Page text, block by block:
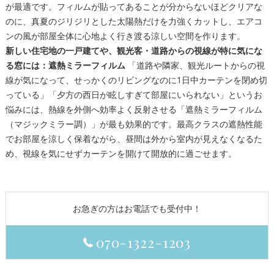
が最適です。フィルムが貼ってあることが分からないほどクリアな
のに、真夏のジリジリとした太陽熱だけを力強くカットし、エアコ
ンの風が部屋全体に心地よく行き渡る涼しい空間を作ります。
新しい住宅地の一戸建てや、観光客・道路からの視線が特に気にな
る窓には：遮熱ミラーフィルム「道路や隣家、観光ルートからの視
線が気になって、せっかくのリビングなのに1日中カーテンを閉め切
っている」「夕方の西日が眩しすぎて部屋にいられない」というお
悩みには、熱線を外側へ効率よく反射させる「遮熱ミラーフィルム
（マジックミラー調）」が最も効果的です。最高クラスの遮熱性能
でお部屋を涼しく保着ながら、昼間は外から室内が見えなくなるた
め、視線を気にせずカーテンを開けて開放的に過ごせます。
お急ぎの方はお電話でも受付中！
070-1322-1203